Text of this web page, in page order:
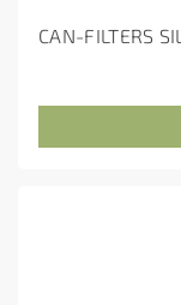
CAN-FILTERS